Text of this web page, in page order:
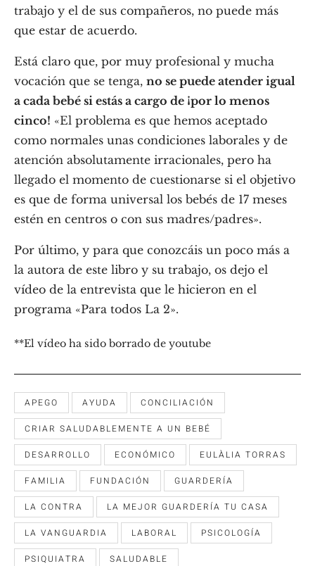
trabajo y el de sus compañeros, no puede más
que estar de acuerdo.
Está claro que, por muy profesional y mucha
vocación que se tenga, no se puede atender igual
a cada bebé si estás a cargo de ¡por lo menos
cinco! «El problema es que hemos aceptado
como normales unas condiciones laborales y de
atención absolutamente irracionales, pero ha
llegado el momento de cuestionarse si el objetivo
es que de forma universal los bebés de 17 meses
estén en centros o con sus madres/padres».
Por último, y para que conozcáis un poco más a
la autora de este libro y su trabajo, os dejo el
vídeo de la entrevista que le hicieron en el
programa «Para todos La 2».
**El vídeo ha sido borrado de youtube
APEGO AYUDA CONCILIACIÓN
CRIAR SALUDABLEMENTE A UN BEBÉ
DESARROLLO ECONÓMICO EULÀLIA TORRAS
FAMILIA FUNDACIÓN GUARDERÍA
LA CONTRA LA MEJOR GUARDERÍA TU CASA
LA VANGUARDIA LABORAL PSICOLOGÍA
PSIQUIATRA SALUDABLE